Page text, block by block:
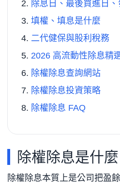
除息日、最後買進日、
填權、填息是什麼
二代健保與股利稅務
2026 高流動性除息精
除權除息查詢網站
除權除息投資策略
除權除息 FAQ
除權除息是什麼
除權除息本質上是公司把盈